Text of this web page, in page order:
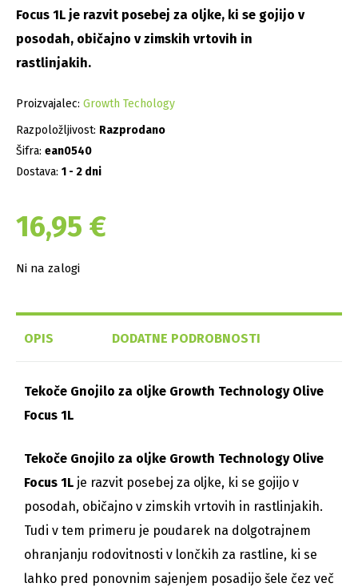
Focus 1L je razvit posebej za oljke, ki se gojijo v
posodah, običajno v zimskih vrtovih in
rastlinjakih.
Proizvajalec: Growth Techology
Razpoložljivost: Razprodano
Šifra: ean0540
Dostava: 1 - 2 dni
16,95 €
Ni na zalogi
OPIS DODATNE PODROBNOSTI
Tekoče Gnojilo za oljke Growth Technology Olive
Focus 1L
Tekoče Gnojilo za oljke Growth Technology Olive
Focus 1L je razvit posebej za oljke, ki se gojijo v
posodah, običajno v zimskih vrtovih in rastlinjakih.
Tudi v tem primeru je poudarek na dolgotrajnem
ohranjanju rodovitnosti v lončkih za rastline, ki se
lahko pred ponovnim sajenjem posadijo šele čez več